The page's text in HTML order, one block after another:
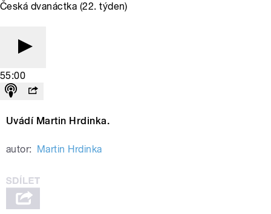
Česká dvanáctka (22. týden)
55:00
Uvádí Martin Hrdinka.
autor: Martin Hrdinka